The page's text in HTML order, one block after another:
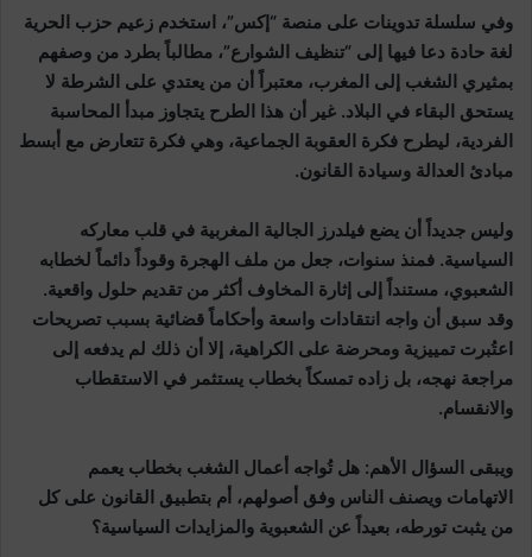
وفي سلسلة تدوينات على منصة “إكس”، استخدم زعيم حزب الحرية
لغة حادة دعا فيها إلى “تنظيف الشوارع”، مطالباً بطرد من وصفهم
بمثيري الشغب إلى المغرب، معتبراً أن من يعتدي على الشرطة لا
يستحق البقاء في البلاد. غير أن هذا الطرح يتجاوز مبدأ المحاسبة
الفردية، ليطرح فكرة العقوبة الجماعية، وهي فكرة تتعارض مع أبسط
مبادئ العدالة وسيادة القانون.
وليس جديداً أن يضع فيلدرز الجالية المغربية في قلب معاركه
السياسية. فمنذ سنوات، جعل من ملف الهجرة وقوداً دائماً لخطابه
الشعبوي، مستنداً إلى إثارة المخاوف أكثر من تقديم حلول واقعية.
وقد سبق أن واجه انتقادات واسعة وأحكاماً قضائية بسبب تصريحات
اعتُبرت تمييزية ومحرضة على الكراهية، إلا أن ذلك لم يدفعه إلى
مراجعة نهجه، بل زاده تمسكاً بخطاب يستثمر في الاستقطاب
والانقسام.
ويبقى السؤال الأهم: هل تُواجه أعمال الشغب بخطاب يعمم
الاتهامات ويصنف الناس وفق أصولهم، أم بتطبيق القانون على كل
من يثبت تورطه، بعيداً عن الشعبوية والمزايدات السياسية؟